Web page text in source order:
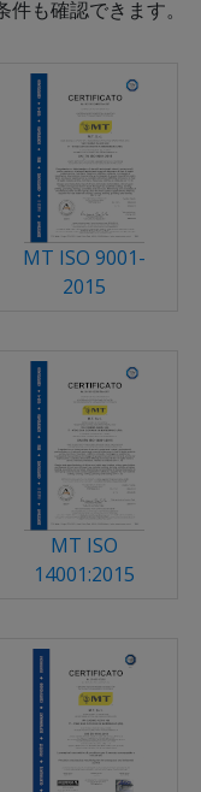
も確認できます。
MT ISO 9001-
2015
MT ISO
14001:2015